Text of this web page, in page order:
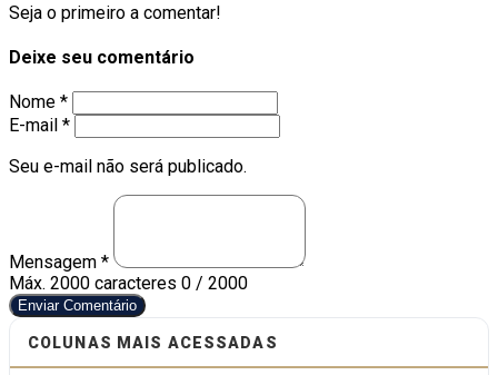
Seja o primeiro a comentar!
Deixe seu comentário
Nome *
E-mail *
Seu e-mail não será publicado.
Mensagem *
Máx. 2000 caracteres 0 / 2000
Enviar Comentário
COLUNAS MAIS ACESSADAS